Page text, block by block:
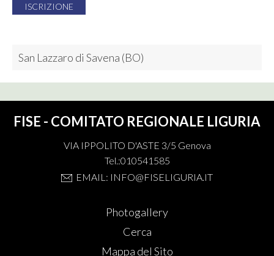
ISCRIZIONE
San Lazzaro di Savena (BO)
FISE - COMITATO REGIONALE LIGURIA
VIA IPPOLITO D'ASTE 3/5 Genova
Tel.:010541585
EMAIL: INFO@FISELIGURIA.IT
Photogallery
Cerca
Mappa del Sito